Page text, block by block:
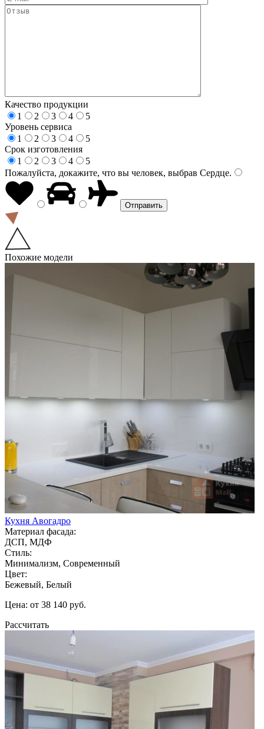
Качество продукции
1
2 3 4
5
Уровень сервиса
1
2 3 4
5
Срок изготовления
1
2 3 4
5
Пожалуйста, докажите, что вы человек, выбрав Сердце.
Похожие модели
Кухня Авогадро
Материал фасада:
ДСП, МДФ
Стиль:
Минимализм, Современный
Цвет:
Бежевый, Белый
Цена: от 38 140 руб.
Рассчитать